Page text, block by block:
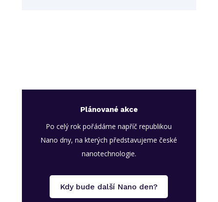
Plánované akce
Po celý rok pořádáme napříč republikou
Nano dny, na kterých představujeme české
nanotechnologie.
Kdy bude další Nano den?